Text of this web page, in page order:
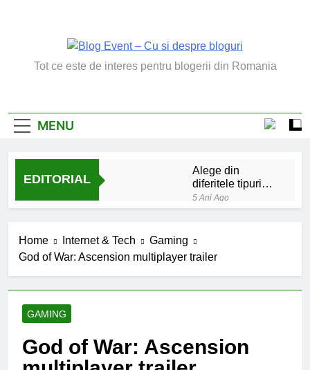
Blog Event – Cu Si
Tot ce este de interes pentru blogerii din Romania
MENU
EDITORIAL
Alege din
diferitele tipuri
de bratara de
argint
5 Ani Ago
5 Ani Ago
Lucruri esentiale
invatate de la copilul
meu
Donald Trump
6 Ani Ago
Earthing sau
Home Internet & Tech
Gaming
God of War: Ascension multiplayer trailer
GAMING
God of War: Ascension